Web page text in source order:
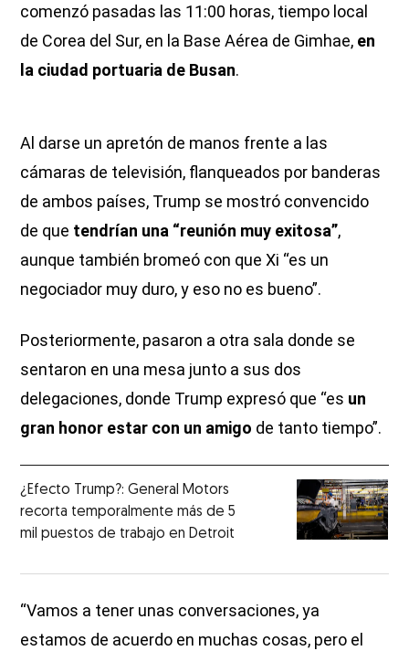
comenzó pasadas las 11:00 horas, tiempo local
de Corea del Sur, en la Base Aérea de Gimhae, en
la ciudad portuaria de Busan.
Al darse un apretón de manos frente a las
cámaras de televisión, flanqueados por banderas
de ambos países, Trump se mostró convencido
de que tendrían una “reunión muy exitosa”,
aunque también bromeó con que Xi “es un
negociador muy duro, y eso no es bueno”.
Posteriormente, pasaron a otra sala donde se
sentaron en una mesa junto a sus dos
delegaciones, donde Trump expresó que “es un
gran honor estar con un amigo de tanto tiempo”.
¿Efecto Trump?: General Motors
recorta temporalmente más de 5
mil puestos de trabajo en Detroit
“Vamos a tener unas conversaciones, ya
estamos de acuerdo en muchas cosas, pero el